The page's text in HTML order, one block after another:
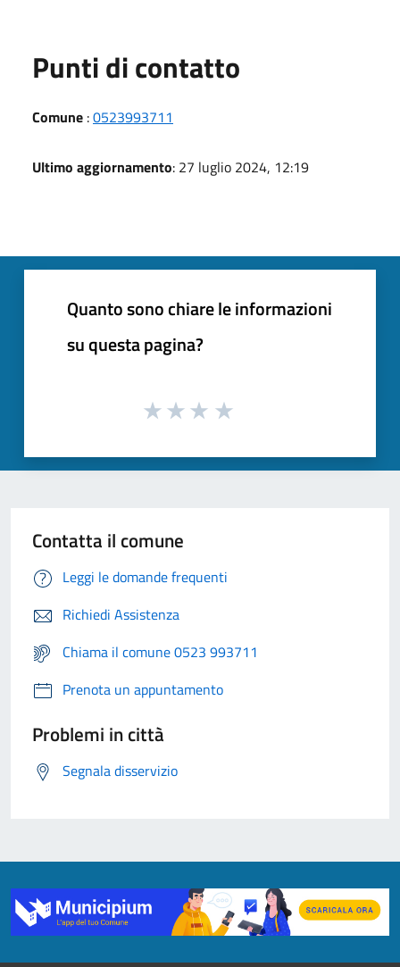
Punti di contatto
Comune :0523993711
Ultimo aggiornamento: 27 luglio 2024, 12:19
Quanto sono chiare le informazioni
su questa pagina?
Contatta il comune
Leggi le domande frequenti
Richiedi Assistenza
Chiama il comune 0523 993711
Prenota un appuntamento
Problemi in città
Segnala disservizio